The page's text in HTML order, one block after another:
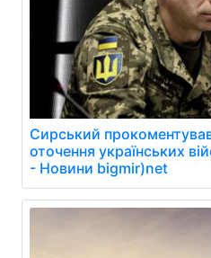
Сирський
оточення українських
- Новини bigmir)net